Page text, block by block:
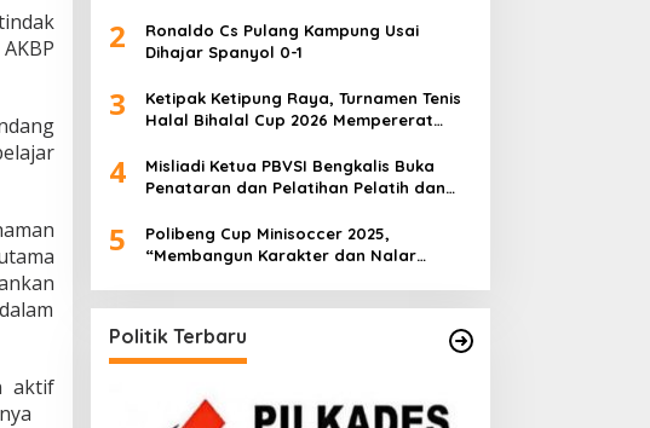
aktif
2
Ronaldo Cs Pulang Kampung Usai
Dihajar Spanyol 0-1
3
Ketipak Ketipung Raya, Turnamen Tenis
Halal Bihalal Cup 2026 Mempererat
4
Misliadi Ketua PBVSI Bengkalis Buka
Penataran dan Pelatihan Pelatih dan
5
Polibeng Cup Minisoccer 2025,
“Membangun Karakter dan Nalar
Politik Terbaru